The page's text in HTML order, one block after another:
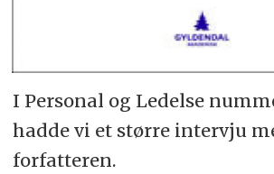
I Personal og Ledelse
hadde vi et større intervju
forfatteren.